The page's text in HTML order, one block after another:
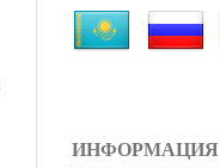
ИНФОРМАЦИЯ